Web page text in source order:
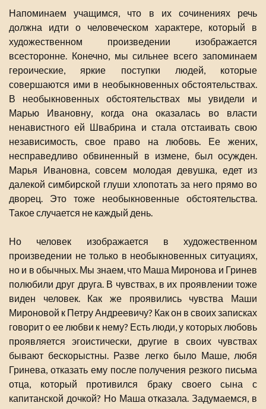
Напоминаем учащимся, что в их сочинениях речь
должна идти о человеческом характере, который в
художественном произведении изображается
всесторонне. Конечно, мы сильнее всего запоминаем
героические, яркие поступки людей, которые
совершаются ими в необыкновенных обстоятельствах.
В необыкновенных обстоятельствах мы увидели и
Марью Ивановну, когда она оказалась во власти
ненавистного ей Швабрина и стала отстаивать свою
независимость, свое право на любовь. Ее жених,
несправедливо обвиненный в измене, был осужден.
Марья Ивановна, совсем молодая девушка, едет из
далекой симбирской глуши хлопотать за него прямо во
дворец. Это тоже необыкновенные обстоятельства.
Такое случается не каждый день.
Но человек изображается в художественном
произведении не только в необыкновенных ситуациях,
но и в обычных. Мы знаем, что Маша Миронова и Гринев
полюбили друг друга. В чувствах, в их проявлении тоже
виден человек. Как же проявились чувства Маши
Мироновой к Петру Андреевичу? Как он в своих записках
говорит о ее любви к нему? Есть люди, у которых любовь
проявляется эгоистически, другие в своих чувствах
бывают бескорыстны. Разве легко было Маше, любя
Гринева, отказать ему после получения резкого письма
отца, который противился браку своего сына с
капитанской дочкой? Но Маша отказала. Задумаемся, в